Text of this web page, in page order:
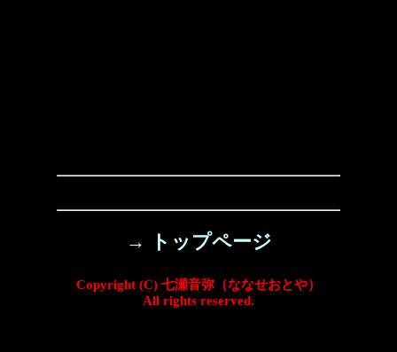
→ トップページ
Copyright (C) 七瀬音弥（ななせおとや）
All rights reserved.